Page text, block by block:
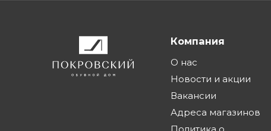
Компания
О нас
Новости и акции
Вакансии
Адреса магазинов